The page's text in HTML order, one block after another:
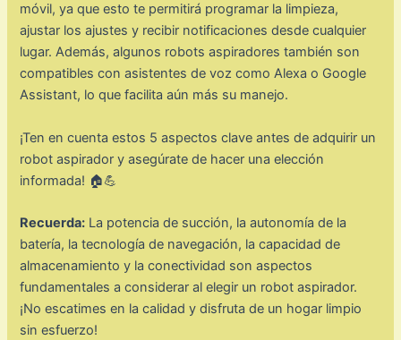
móvil, ya que esto te permitirá programar la limpieza,
ajustar los ajustes y recibir notificaciones desde cualquier
lugar. Además, algunos robots aspiradores también son
compatibles con asistentes de voz como Alexa o Google
Assistant, lo que facilita aún más su manejo.
¡Ten en cuenta estos 5 aspectos clave antes de adquirir un
robot aspirador y asegúrate de hacer una elección
informada! 🏠💪
Recuerda: La potencia de succión, la autonomía de la
batería, la tecnología de navegación, la capacidad de
almacenamiento y la conectividad son aspectos
fundamentales a considerar al elegir un robot aspirador.
¡No escatimes en la calidad y disfruta de un hogar limpio
sin esfuerzo!